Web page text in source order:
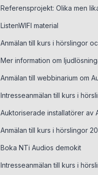
Referensprojekt: Olika men
ListenWIFI material
Anmälan till kurs i hörslingor
Mer information om
Anmälan till webbinarium om
Intresseanmälan till kurs i
Auktoriserade installatörer av
Anmälan till kurs i hörslingor
Boka NTi Audios demokit
Intresseanmälan till kurs i